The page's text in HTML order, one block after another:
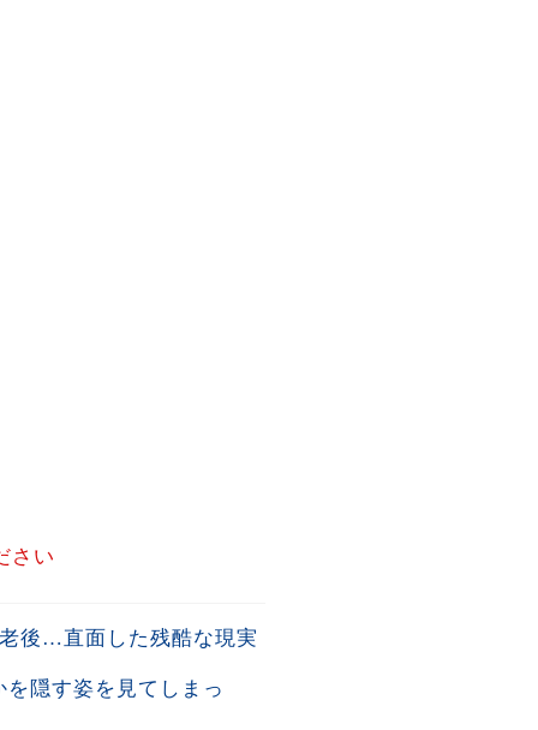
さい
後…直面した残酷な現実
隠す姿を見てしまっ